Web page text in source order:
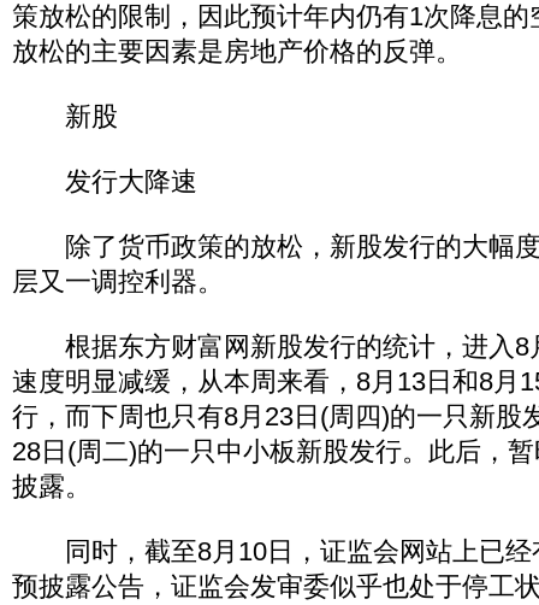
策放松的限制，因此预计年内仍有1次降息
放松的主要因素是房地产价格的反弹。
新股
发行大降速
除了货币政策的放松，新股发行的大幅
层又一调控利器。
根据东方财富网新股发行的统计，进入8
速度明显减缓，从本周来看，8月13日和8月
行，而下周也只有8月23日(周四)的一只新股
28日(周二)的一只中小板新股发行。此后，
披露。
同时，截至8月10日，证监会网站上已经
预披露公告，证监会发审委似乎也处于停工